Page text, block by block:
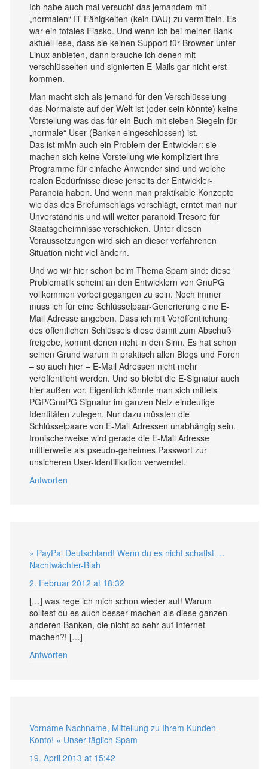
Ich habe auch mal versucht das jemandem mit
„normalen“ IT-Fähigkeiten (kein DAU) zu vermitteln. Es
war ein totales Fiasko. Und wenn ich bei meiner Bank
aktuell lese, dass sie keinen Support für Browser unter
Linux anbieten, dann brauche ich denen mit
verschlüsselten und signierten E-Mails gar nicht erst
kommen.
Man macht sich als jemand für den Verschlüsselung
das Normalste auf der Welt ist (oder sein könnte) keine
Vorstellung was das für ein Buch mit sieben Siegeln für
„normale“ User (Banken eingeschlossen) ist.
Das ist mMn auch ein Problem der Entwickler: sie
machen sich keine Vorstellung wie kompliziert ihre
Programme für einfache Anwender sind und welche
realen Bedürfnisse diese jenseits der Entwickler-
Paranoia haben. Und wenn man praktikable Konzepte
wie das des Briefumschlags vorschlägt, erntet man nur
Unverständnis und will weiter paranoid Tresore für
Staatsgeheimnisse verschicken. Unter diesen
Voraussetzungen wird sich an dieser verfahrenen
Situation nicht viel ändern.
Und wo wir hier schon beim Thema Spam sind: diese
Problematik scheint an den Entwicklern von GnuPG
vollkommen vorbei gegangen zu sein. Noch immer
muss ich für eine Schlüsselpaar-Generierung eine E-
Mail Adresse angeben. Dass ich mit Veröffentlichung
des öffentlichen Schlüssels diese damit zum Abschuß
freigebe, kommt denen nicht in den Sinn. Es hat schon
seinen Grund warum in praktisch allen Blogs und Foren
– so auch hier – E-Mail Adressen nicht mehr
veröffentlicht werden. Und so bleibt die E-Signatur auch
hier außen vor. Eigentlich könnte man sich mittels
PGP/GnuPG Signatur im ganzen Netz eindeutige
Identitäten zulegen. Nur dazu müssten die
Schlüsselpaare von E-Mail Adressen unabhängig sein.
Ironischerweise wird gerade die E-Mail Adresse
mittlerweile als pseudo-geheimes Passwort zur
unsicheren User-Identifikation verwendet.
Antworten
» PayPal Deutschland! Wenn du es nicht schaffst …
Nachtwächter-Blah
2. Februar 2012 at 18:32
[…] was rege ich mich schon wieder auf! Warum
solltest du es auch besser machen als diese ganzen
anderen Banken, die nicht so sehr auf Internet
machen?! […]
Antworten
Vorname Nachname, Mitteilung zu Ihrem Kunden-
Konto! « Unser täglich Spam
19. April 2013 at 15:42